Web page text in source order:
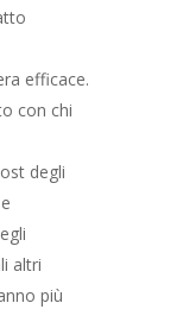
efficace.
con chi
degli
altri
più